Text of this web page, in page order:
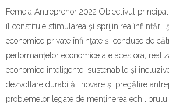
Femeia Antreprenor 2022 Obiectivul
îl constituie stimularea şi sprijinirea înființării
economice private înfiinţate și conduse de
performanțelor economice ale acestora,
economice inteligente, sustenabile și
dezvoltare durabilă, inovare și pregătire
problemelor legate de menţinerea echilibrului